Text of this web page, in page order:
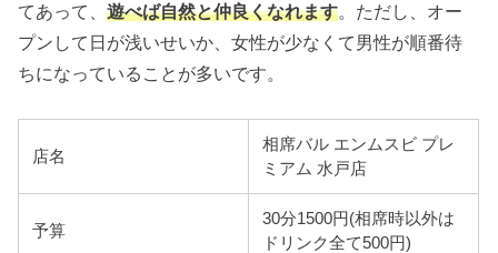
てあって、遊べば自然と仲良くなれます。ただし、オー
プンして日が浅いせいか、女性が少なくて男性が順番待
ちになっていることが多いです。
店名
相席バル エンムスビ プレ
ミアム 水戸店
予算
30分1500円(相席時以外は
ドリンク全て500円)